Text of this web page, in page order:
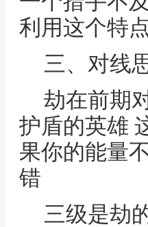
利用这个特
三、对线
劫在前期
护盾的英雄
果你的能量
错
三级是劫